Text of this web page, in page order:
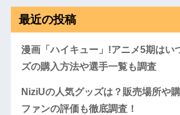
最近の投稿
漫画「ハイキュー」!アニメ5期はい
ズの購入方法や選手一覧も調査
NiziUの人気グッズは？販売場所や
ファンの評価も徹底調査！